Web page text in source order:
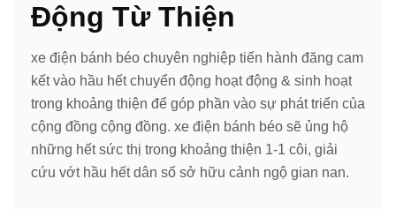
Động Từ Thiện
xe điện bánh béo chuyên nghiệp tiến hành đăng cam
kết vào hầu hết chuyển động hoạt động & sinh hoạt
trong khoảng thiện để góp phần vào sự phát triển của
cộng đồng cộng đồng. xe điện bánh béo sẽ ủng hộ
những hết sức thị trong khoảng thiện 1-1 côi, giải
cứu vớt hầu hết dân số sở hữu cảnh ngộ gian nan.